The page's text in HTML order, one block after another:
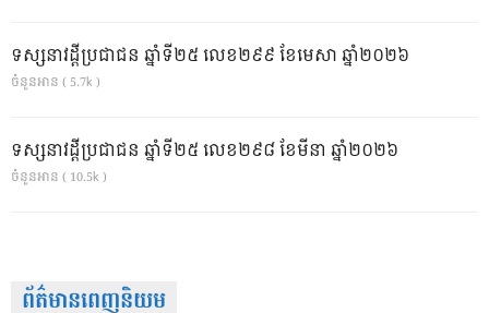
ទស្សនាវដ្ដីប្រជាជន ឆ្នាំទី២៥ លេខ២៩៩ ខែមេសា ឆ្នាំ២០២៦
ចំនួនអាន ( 5.7k )
ទស្សនាវដ្ដីប្រជាជន ឆ្នាំទី២៥ លេខ២៩៨ ខែមីនា ឆ្នាំ២០២៦
ចំនួនអាន ( 10.5k )
ព័ត៌មានពេញនិយម